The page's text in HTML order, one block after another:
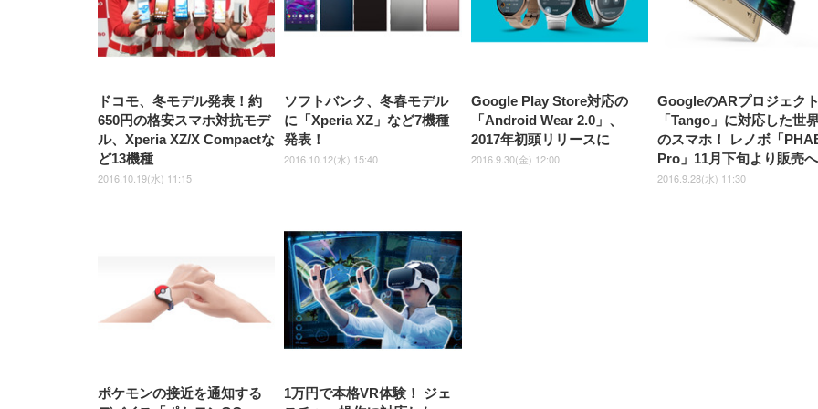
ドコモ、冬モデル発表！約
650円の格安スマホ対抗モデ
ル、Xperia XZ/X Compactな
ど13機種
2016.10.19(水) 11:15
ソフトバンク、冬春モデル
に「Xperia XZ」など7機種
発表！
2016.10.12(水) 15:40
Google Play Store対応の
「Android Wear 2.0」、
2017年初頭リリースに
2016.9.30(金) 12:00
GoogleのARプロジェクト
「Tango」に対応した世
のスマホ！ レノボ「
Pro」11月下旬より販売へ
2016.9.28(水) 11:30
ポケモンの接近を通知する
1万円で本格VR体験！ ジェ